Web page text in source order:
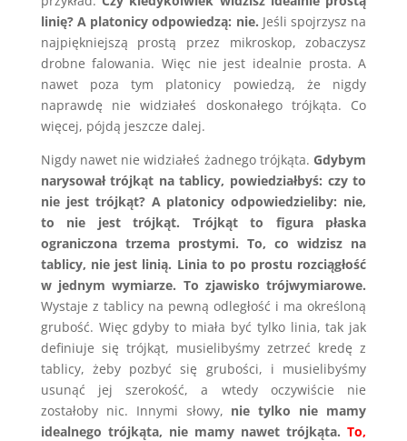
linię? A platonicy odpowiedzą: nie. Jeśli spojrzysz na
najpiękniejszą prostą przez mikroskop, zobaczysz
drobne falowania. Więc nie jest idealnie prosta. A
nawet poza tym platonicy powiedzą, że nigdy
naprawdę nie widziałeś doskonałego trójkąta. Co
więcej, pójdą jeszcze dalej.
Nigdy nawet nie widziałeś żadnego trójkąta. Gdybym
narysował trójkąt na tablicy, powiedziałbyś: czy to
nie jest trójkąt? A platonicy odpowiedzieliby: nie,
to nie jest trójkąt.
Trójkąt to figura płaska
ograniczona trzema prostymi. To, co widzisz na
tablicy, nie jest linią. Linia to po prostu rozciągłość
w jednym wymiarze. To zjawisko trójwymiarowe.
Wystaje z tablicy na pewną odległość i ma określoną
grubość. Więc gdyby to miała być tylko linia, tak jak
definiuje się trójkąt, musielibyśmy zetrzeć kredę z
tablicy, żeby pozbyć się grubości, i musielibyśmy
usunąć jej szerokość, a wtedy oczywiście nie
zostałoby nic. Innymi słowy, nie tylko nie mamy
idealnego trójkąta, nie mamy nawet trójkąta. To,